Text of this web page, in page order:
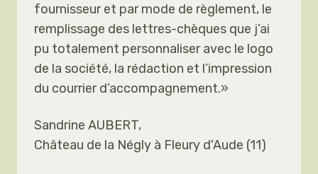
fournisseur et par mode de règlement, le
remplissage des lettres-chèques que j’ai
pu totalement personnaliser avec le logo
de la société, la rédaction et l’impression
du courrier d’accompagnement.»
Sandrine AUBERT,
Château de la Négly à Fleury d'Aude (11)